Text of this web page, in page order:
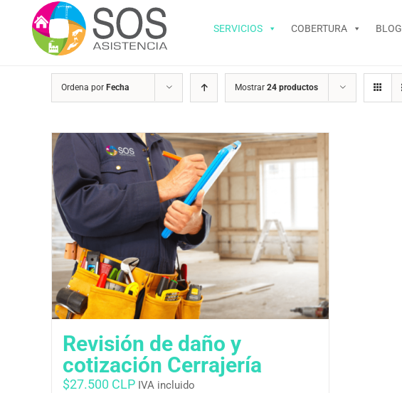
contenido
SERVICIOS COBERTURA BLOG
Ordena por Fecha Mostrar 24 productos
Revisión de daño y
cotización Cerrajería
$27.500 CLP IVA incluido